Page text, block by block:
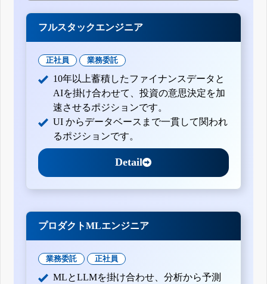
フルスタックエンジニア
正社員 業務委託
10年以上蓄積したファイナンスデータと
AIを掛け合わせて、投資の意思決定を加
速させるポジションです。
UI からデータベースまで一貫して関われ
るポジションです。
Detail
プロダクトMLエンジニア
業務委託 正社員
MLとLLMを掛け合わせ、分析から予測